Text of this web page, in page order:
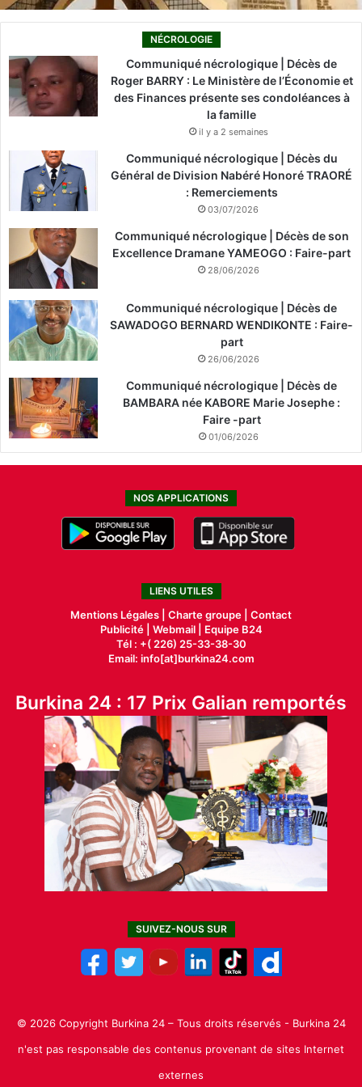
NÉCROLOGIE
Communiqué nécrologique | Décès de
Roger BARRY : Le Ministère de l’Économie et
des Finances présente ses condoléances à
la famille
il y a 2 semaines
Communiqué nécrologique | Décès du
Général de Division Nabéré Honoré TRAORÉ
: Remerciements
03/07/2026
Communiqué nécrologique | Décès de son
Excellence Dramane YAMEOGO : Faire-part
28/06/2026
Communiqué nécrologique | Décès de
SAWADOGO BERNARD WENDIKONTE : Faire-
part
26/06/2026
Communiqué nécrologique | Décès de
BAMBARA née KABORE Marie Josephe :
Faire -part
01/06/2026
NOS APPLICATIONS
LIENS UTILES
Mentions Légales | Charte groupe | Contact
Publicité| Webmail |
Equipe B24
Tél : +( 226) 25-33-38-30
Email: info[at]burkina24.com
Burkina 24 : 17 Prix Galian remportés
SUIVEZ-NOUS SUR
© 2026 Copyright Burkina 24 – Tous droits réservés - Burkina 24
n'est pas responsable des contenus provenant de sites Internet
externes